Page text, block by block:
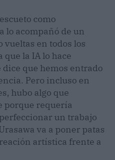
como
lo acompañó de un
vueltas en todos los
que la IA lo hace
que hemos entrado
Pero incluso en
hubo algo que
porque requería
un trabajo
va a poner patas
artística frente a